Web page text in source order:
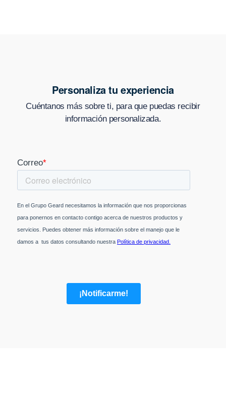
Personaliza tu experiencia
Cuéntanos más sobre ti, para que puedas recibir
información personalizada.